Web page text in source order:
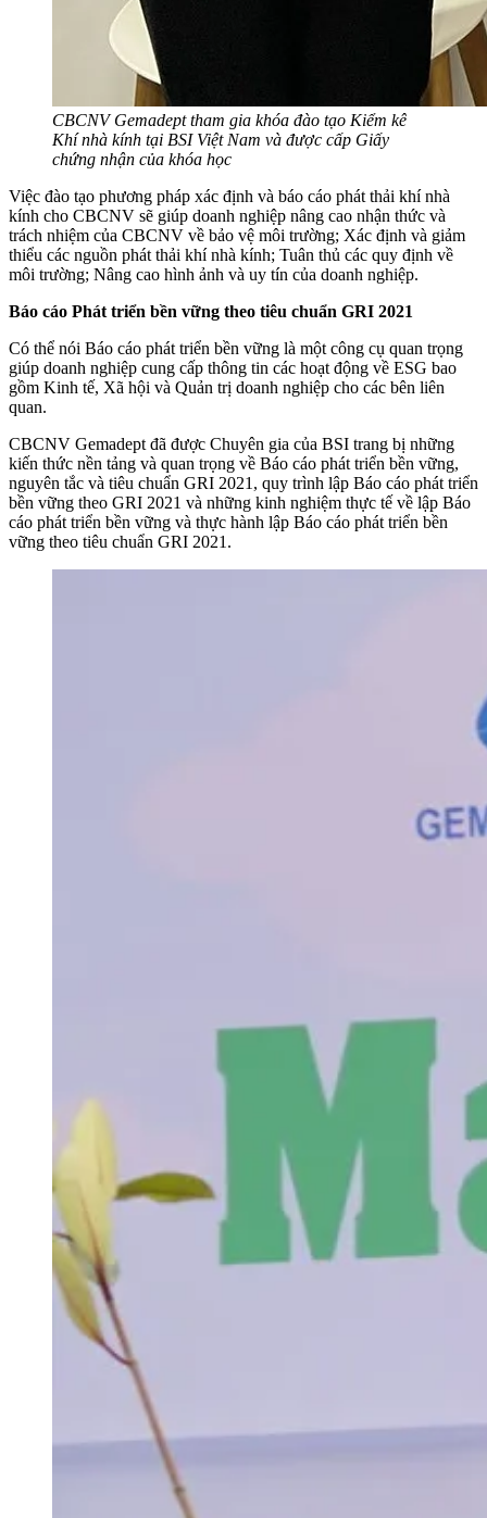
CBCNV Gemadept tham gia khóa đào tạo Kiểm kê
Khí nhà kính tại BSI Việt Nam và được cấp Giấy
chứng nhận của khóa học
Việc đào tạo phương pháp xác định và báo cáo phát thải khí nhà
kính cho CBCNV sẽ giúp doanh nghiệp nâng cao nhận thức và
trách nhiệm của CBCNV về bảo vệ môi trường; Xác định và giảm
thiểu các nguồn phát thải khí nhà kính; Tuân thủ các quy định về
môi trường; Nâng cao hình ảnh và uy tín của doanh nghiệp.
Báo cáo Phát triển bền vững theo tiêu chuẩn GRI 2021
Có thể nói Báo cáo phát triển bền vững là một công cụ quan trọng
giúp doanh nghiệp cung cấp thông tin các hoạt động về ESG bao
gồm Kinh tế, Xã hội và Quản trị doanh nghiệp cho các bên liên
quan.
CBCNV Gemadept đã được Chuyên gia của BSI trang bị những
kiến thức nền tảng và quan trọng về Báo cáo phát triển bền vững,
nguyên tắc và tiêu chuẩn GRI 2021, quy trình lập Báo cáo phát triển
bền vững theo GRI 2021 và những kinh nghiệm thực tế về lập Báo
cáo phát triển bền vững và thực hành lập Báo cáo phát triển bền
vững theo tiêu chuẩn GRI 2021.